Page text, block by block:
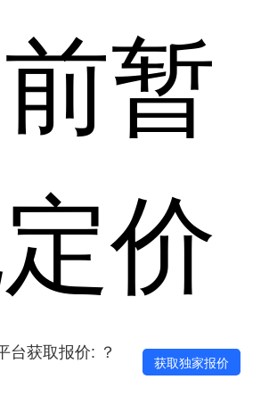
暂
价
台获取报价: ？
获取独家报价